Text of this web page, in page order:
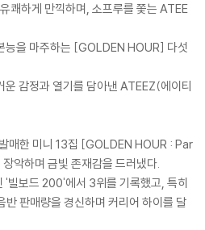
쾌하게 만끽하며, 소프루를 쫓는 ATEE
능을 마주하는 [GOLDEN HOUR] 다섯
감정과 열기를 담아낸 ATEEZ(에이티
매한 미니 13집 [GOLDEN HOUR : Par
악하며 금빛 존재감을 드러냈다.
'빌보드 200'에서 3위를 기록했고, 특히
반 판매량을 경신하며 커리어 하이를 달